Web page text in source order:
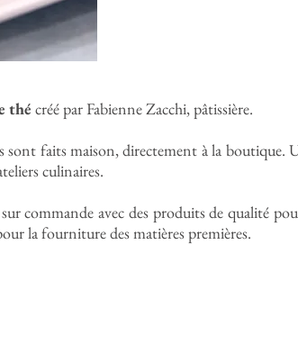
thé créé par Fabienne Zacchi, pâtissière.
sont faits maison, directement à la boutique.
culinaires.
commande avec des produits de qualité
la fourniture des matières premières.